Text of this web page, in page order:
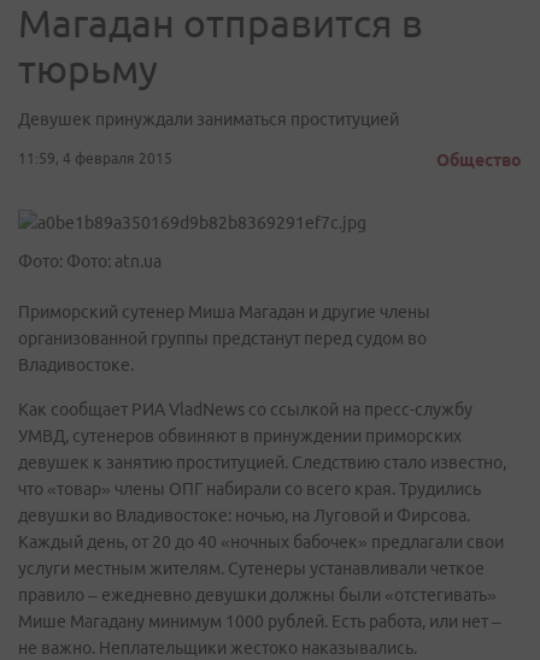
Магадан отправится в
тюрьму
Девушек принуждали заниматься проституцией
11:59, 4 февраля 2015 Общество
Фото: Фото: atn.ua
Приморский сутенер Миша Магадан и другие члены
организованной группы предстанут перед судом во
Владивостоке.
Как сообщает РИА VladNews со ссылкой на пресс-службу
УМВД, сутенеров обвиняют в принуждении приморских
девушек к занятию проституцией. Следствию стало известно,
что «товар» члены ОПГ набирали со всего края. Трудились
девушки во Владивостоке: ночью, на Луговой и Фирсова.
Каждый день, от 20 до 40 «ночных бабочек» предлагали свои
услуги местным жителям. Сутенеры устанавливали четкое
правило – ежедневно девушки должны были «отстегивать»
Мише Магадану минимум 1000 рублей. Есть работа, или нет –
не важно. Неплательщики жестоко наказывались.